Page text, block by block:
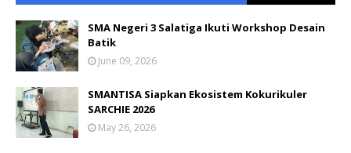
SMA Negeri 3 Salatiga Ikuti Workshop Desain
Batik
June 09, 2026
SMANTISA Siapkan Ekosistem Kokurikuler
SARCHIE 2026
May 26, 2026